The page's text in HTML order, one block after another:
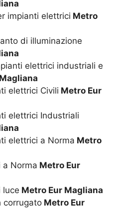
impianti elettrici Metro
di illuminazione
elettrici industriali e
elettrici Civili Metro Eur
elettrici Industriali
elettrici a Norma Metro
a Norma Metro Eur
luce Metro Eur Magliana
corrugato Metro Eur